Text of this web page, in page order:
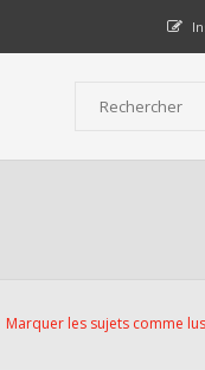
Marquer les sujets comme lus